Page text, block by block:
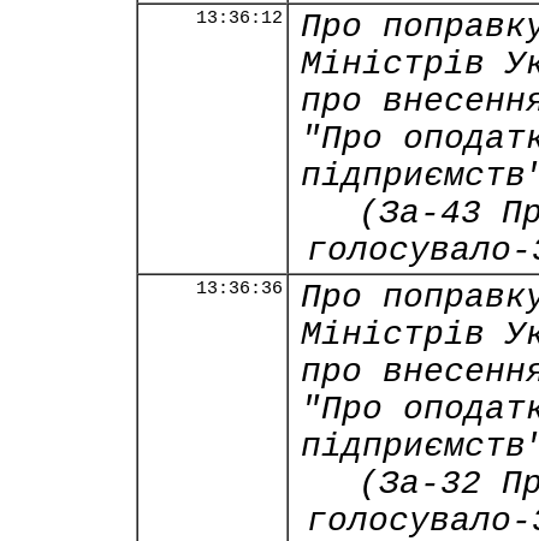
13:36:12
Про
Міністрів
про
"Про
(За-43
13:36:36
Про
Міністрів
про
"Про
(За-32